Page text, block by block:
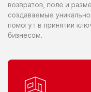
возвратов, поле и
создаваемые
помогут в принятии
бизнесом.